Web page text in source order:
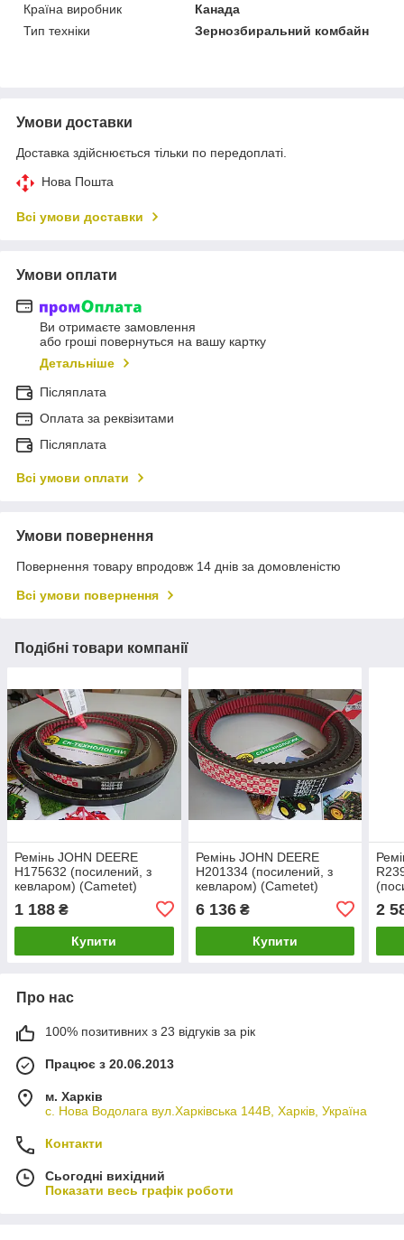
Країна виробник
Канада
Тип техніки
Зернозбиральний комбайн
Умови доставки
Доставка здійснюється тільки по передоплаті.
Нова Пошта
Всі умови доставки
Умови оплати
Ви отримаєте замовлення
або гроші повернуться на вашу картку
Детальніше
Післяплата
Оплата за реквізитами
Післяплата
Всі умови оплати
Умови повернення
Повернення товару впродовж 14 днів за домовленістю
Всі умови повернення
Подібні товари компанії
Ремінь JOHN DEERE
H175632 (посилений, з
кевларом) (Cametet)
1 188 ₴
Купити
Ремінь JOHN DEERE
H201334 (посилений, з
кевларом) (Cametet)
6 136₴
Купити
2
Про нас
100% позитивних з 23 відгуків за рік
Працює з 20.06.2013
м. Харків
с. Нова Водолага вул.Харківська 144В, Харків, Україна
Контакти
Сьогодні вихідний
Показати весь графік роботи